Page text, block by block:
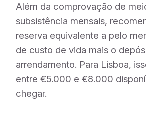
Além da comprovação de
subsistência mensais,
reserva equivalente a pelo
de custo de vida mais o
arrendamento. Para Lisboa,
entre €5.000 e €8.000
chegar.